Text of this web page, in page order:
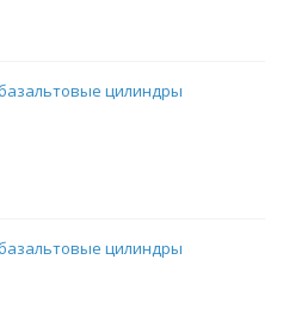
базальтовые цилиндры
базальтовые цилиндры